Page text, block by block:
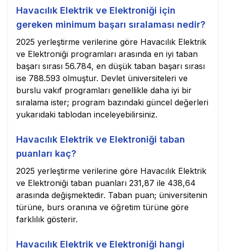
Havacılık Elektrik ve Elektroniği için
gereken minimum başarı sıralaması nedir?
2025 yerleştirme verilerine göre Havacılık Elektrik
ve Elektroniği programları arasında en iyi taban
başarı sırası 56.784, en düşük taban başarı sırası
ise 788.593 olmuştur. Devlet üniversiteleri ve
burslu vakıf programları genellikle daha iyi bir
sıralama ister; program bazındaki güncel değerleri
yukarıdaki tablodan inceleyebilirsiniz.
Havacılık Elektrik ve Elektroniği taban
puanları kaç?
2025 yerleştirme verilerine göre Havacılık Elektrik
ve Elektroniği taban puanları 231,87 ile 438,64
arasında değişmektedir. Taban puan; üniversitenin
türüne, burs oranına ve öğretim türüne göre
farklılık gösterir.
Havacılık Elektrik ve Elektroniği hangi